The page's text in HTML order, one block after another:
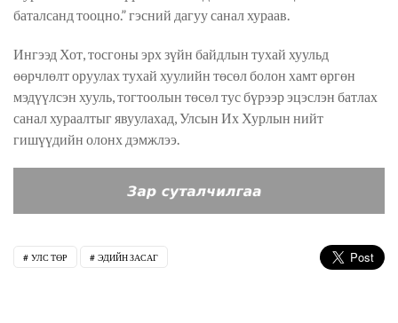
баталсанд тооцно.” гэсний дагуу санал хураав.
Ингээд Хот, тосгоны эрх зүйн байдлын тухай хуульд
өөрчлөлт оруулах тухай хуулийн төсөл болон хамт өргөн
мэдүүлсэн хууль, тогтоолын төсөл тус бүрээр эцэслэн батлах
санал хураалтыг явуулахад, Улсын Их Хурлын нийт
гишүүдийн олонх дэмжлээ.
УЛС ТӨР ЭДИЙН ЗАСАГ